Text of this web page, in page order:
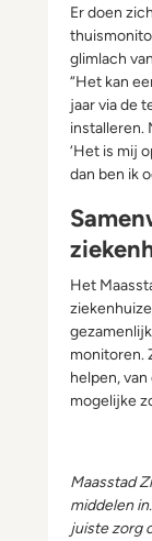
Er doen
glimlach
“Het kan
jaar via de
installeren.
‘Het is mij
dan ben ik
Het
monitoren.
helpen,
mogelijke
Maasstad
middelen
juiste zorg